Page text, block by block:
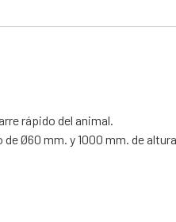
rápido del animal.
Ø60 mm. y 1000 mm. de